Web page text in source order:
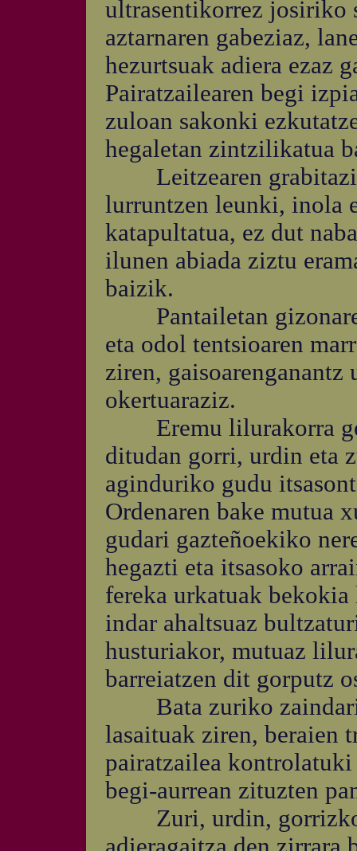
ultrasentikorrez josiriko
aztarnaren gabeziaz,
hezurtsuak adiera ezaz
Pairatzailearen begi
zuloan sakonki
hegaletan zintzilikatua
Leitzearen
lurruntzen leunki, inola
katapultatua, ez dut
ilunen abiada ziztu
baizik.
Pantailetan
eta odol tentsioaren
ziren, gaisoarenganantz
okertuaraziz.
Eremu lilurakorra
ditudan gorri, urdin eta
aginduriko gudu
Ordenaren bake mutua
gudari gazteñoekiko
hegazti eta itsasoko
fereka urkatuak
indar ahaltsuaz
husturiakor, mutuaz
barreiatzen dit gorputz
Bata zuriko zaindari
lasaituak ziren, beraien
pairatzailea kontrolatuki
begi-aurrean zituzten
Zuri, urdin, gorrizko